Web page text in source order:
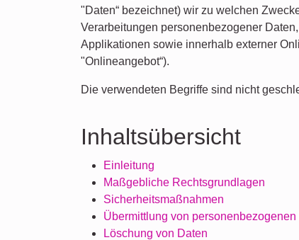
"Daten“ bezeichnet) wir zu welchen
Verarbeitungen personenbezogener
Applikationen sowie innerhalb externer
"Onlineangebot“).
Die verwendeten Begriffe sind nicht
Inhaltsübersicht
Einleitung
Maßgebliche Rechtsgrundlagen
Sicherheitsmaßnahmen
Übermittlung von personenbezogenen
Löschung von Daten